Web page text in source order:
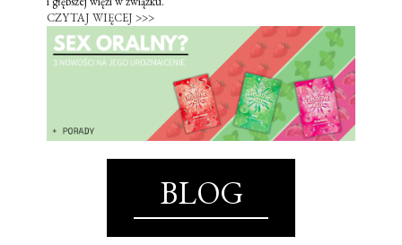
CZYTAJ WIĘCEJ >>>
BLOG